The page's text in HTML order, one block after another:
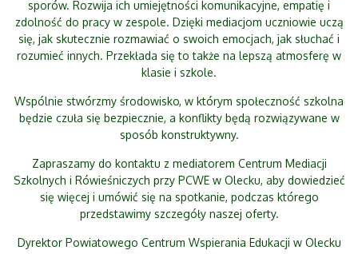
sporów. Rozwija ich umiejętności komunikacyjne, empatię i
zdolność do pracy w zespole. Dzięki mediacjom uczniowie uczą
się, jak skutecznie rozmawiać o swoich emocjach, jak słuchać i
rozumieć innych. Przekłada się to także na lepszą atmosferę w
klasie i szkole.
Wspólnie stwórzmy środowisko, w którym społeczność szkolna
będzie czuła się bezpiecznie, a konflikty będą rozwiązywane w
sposób konstruktywny.
Zapraszamy do kontaktu z mediatorem Centrum Mediacji
Szkolnych i Rówieśniczych przy PCWE w Olecku, aby dowiedzieć
się więcej i umówić się na spotkanie, podczas którego
przedstawimy szczegóły naszej oferty.
Dyrektor Powiatowego Centrum Wspierania Edukacji w Olecku